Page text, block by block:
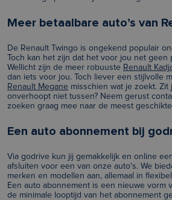
Meer betaalbare auto’s van
De Renault Twingo is ongekend populair
Toch kan het zijn dat het voor jou net geen
Wellicht zijn de meer robuuste Renault
dan iets voor jou. Toch liever een stijlvolle
Renault Megane misschien wat je zoekt.
onverhoopt niet tussen? Neem gerust
zoeken graag mee naar de meest
Een auto abonnement bij
Via godrive kun jij gemakkelijk en online
afsluiten voor een van onze auto's. We
merken en modellen aan, allemaal in
Een auto abonnement is een nieuwe vorm
de minimale looptijd van het abonnement